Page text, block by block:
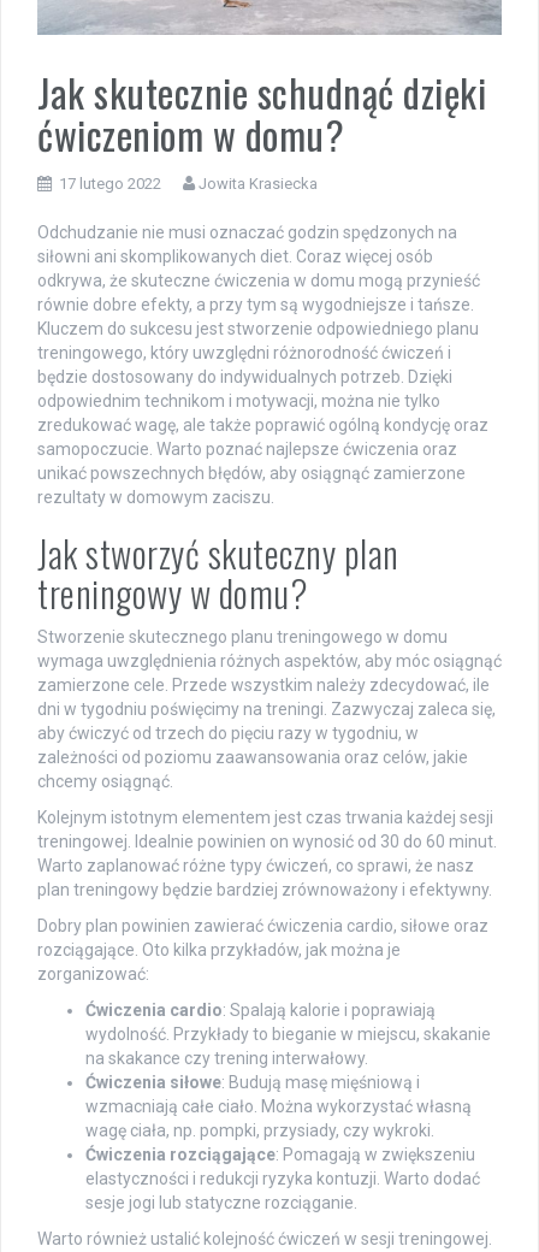
Jak skutecznie schudnąć dzięki
ćwiczeniom w domu?
17 lutego 2022 Jowita Krasiecka
Odchudzanie nie musi oznaczać godzin spędzonych na
siłowni ani skomplikowanych diet. Coraz więcej osób
odkrywa, że skuteczne ćwiczenia w domu mogą przynieść
równie dobre efekty, a przy tym są wygodniejsze i tańsze.
Kluczem do sukcesu jest stworzenie odpowiedniego planu
treningowego, który uwzględni różnorodność ćwiczeń i
będzie dostosowany do indywidualnych potrzeb. Dzięki
odpowiednim technikom i motywacji, można nie tylko
zredukować wagę, ale także poprawić ogólną kondycję oraz
samopoczucie. Warto poznać najlepsze ćwiczenia oraz
unikać powszechnych błędów, aby osiągnąć zamierzone
rezultaty w domowym zaciszu.
Jak stworzyć skuteczny plan
treningowy w domu?
Stworzenie skutecznego planu treningowego w domu
wymaga uwzględnienia różnych aspektów, aby móc osiągnąć
zamierzone cele. Przede wszystkim należy zdecydować, ile
dni w tygodniu poświęcimy na treningi. Zazwyczaj zaleca się,
aby ćwiczyć od trzech do pięciu razy w tygodniu, w
zależności od poziomu zaawansowania oraz celów, jakie
chcemy osiągnąć.
Kolejnym istotnym elementem jest czas trwania każdej sesji
treningowej. Idealnie powinien on wynosić od 30 do 60 minut.
Warto zaplanować różne typy ćwiczeń, co sprawi, że nasz
plan treningowy będzie bardziej zrównoważony i efektywny.
Dobry plan powinien zawierać ćwiczenia cardio, siłowe oraz
rozciągające. Oto kilka przykładów, jak można je
zorganizować:
Ćwiczenia cardio: Spalają kalorie i poprawiają
wydolność. Przykłady to bieganie w miejscu, skakanie
na skakance czy trening interwałowy.
Ćwiczenia siłowe: Budują masę mięśniową i
wzmacniają całe ciało. Można wykorzystać własną
wagę ciała, np. pompki, przysiady, czy wykroki.
Ćwiczenia rozciągające: Pomagają w zwiększeniu
elastyczności i redukcji ryzyka kontuzji. Warto dodać
sesje jogi lub statyczne rozciąganie.
Warto również ustalić kolejność ćwiczeń w sesji treningowej.